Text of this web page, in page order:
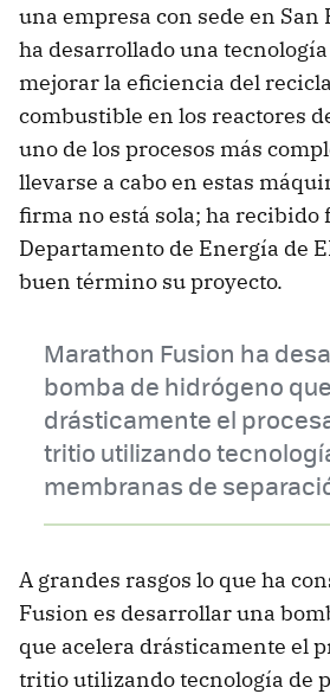
una empresa con sede en San
ha desarrollado una
mejorar la eficiencia del
combustible en los reactores
uno de los procesos más
llevarse a cabo en estas
firma no está sola; ha recibido
Departamento de Energía de
buen término su proyecto.
Marathon Fusion ha
bomba de hidrógeno
drásticamente el
tritio utilizando
membranas de
A grandes rasgos lo que ha
Fusion es desarrollar una
que acelera drásticamente el
tritio utilizando tecnología de